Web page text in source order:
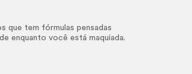
que tem fórmulas pensadas
enquanto você está maquiada.